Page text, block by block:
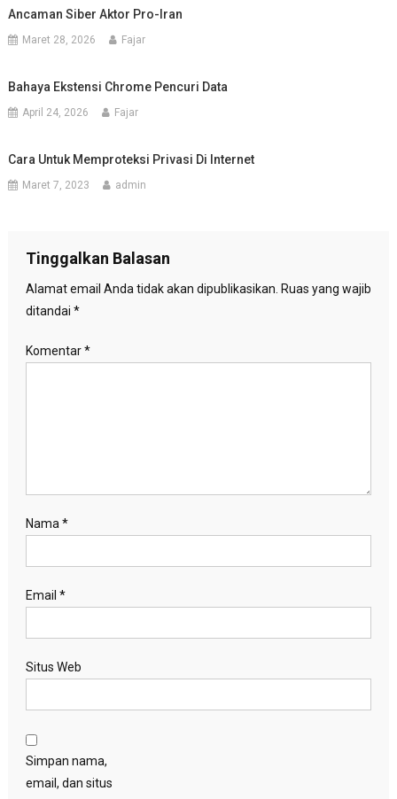
Ancaman Siber Aktor Pro-Iran
Maret 28, 2026 Fajar
Bahaya Ekstensi Chrome Pencuri Data
April 24, 2026 Fajar
Cara Untuk Memproteksi Privasi Di Internet
Maret 7, 2023 admin
Tinggalkan Balasan
Alamat email Anda tidak akan dipublikasikan. Ruas yang wajib
ditandai *
Komentar*
Nama *
Email *
Situs Web
Simpan nama,
email, dan situs